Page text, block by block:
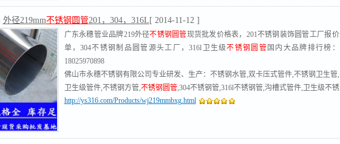
外径219mm不锈钢圆管201，304，316L [ 2014-11-12 ]
广东永穗管业品牌219外径不锈钢圆管现货批发价格表，201不锈钢装饰圆管工厂报价
单，304不锈钢制品圆管源头工厂，316l卫生级不锈钢圆管 国内大品牌排行榜：
18025970898
佛山市永穗不锈钢有限公司专业研发、生产：不锈钢水管,双卡压式管件,不锈钢卫生管,
卫生级管件,不锈钢方管,不锈钢圆管,304不锈钢管,316l不锈钢管,沟槽式管件,卫生级不锈
钢管,不锈钢工业流体管,不锈钢管厂家[查看]
http://ys316.com/Products/wj219mmbxg.html